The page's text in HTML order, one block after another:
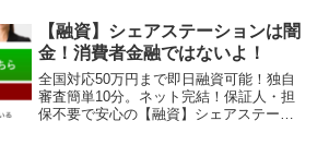
【融資】シェアステーションは闇
金！消費者金融ではないよ！
全国対応50万円まで即日融資可能！独自
審査簡単10分。ネット完結！保証人・担
保不要で安心の【融資】シェアステーシ